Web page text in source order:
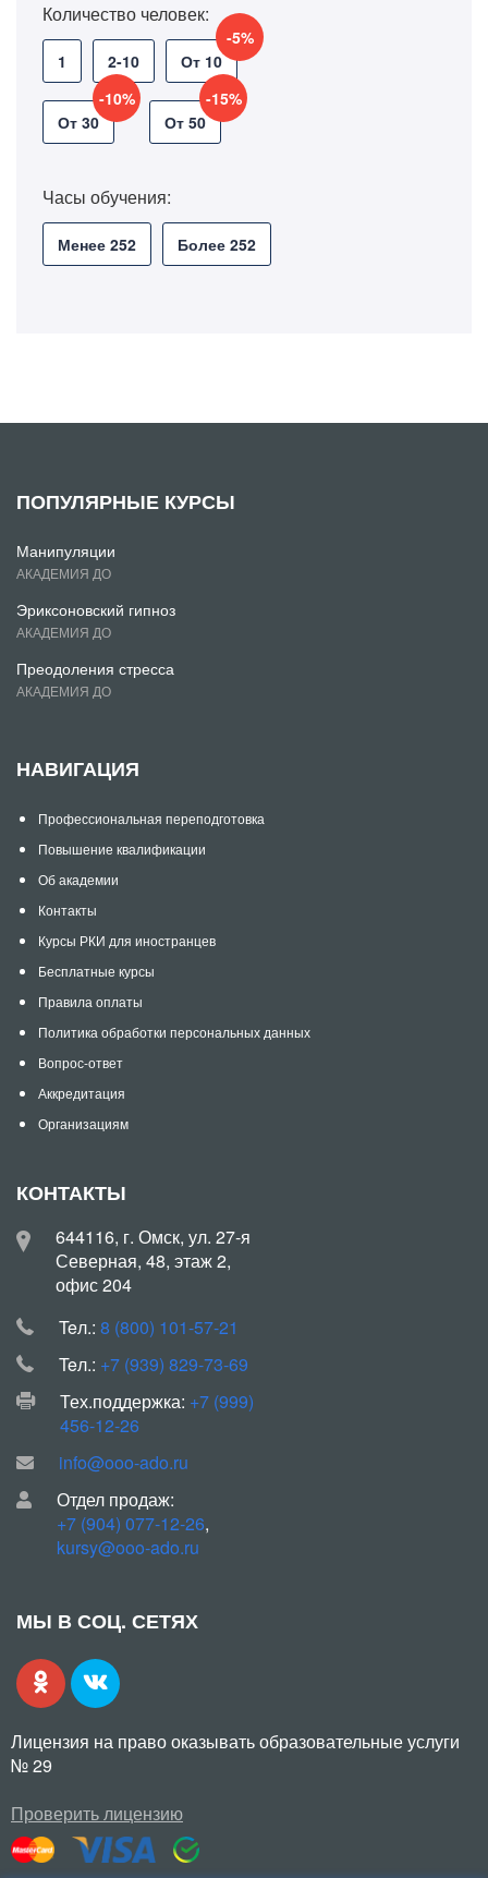
Количество человек:
1 2-10 От 10
-5%
От 30
-10%
От 50
-15%
Часы обучения:
Менее 252 Более 252
ПОПУЛЯРНЫЕ КУРСЫ
Манипуляции
АКАДЕМИЯ ДО
Эриксоновский гипноз
АКАДЕМИЯ ДО
Преодоления стресса
АКАДЕМИЯ ДО
НАВИГАЦИЯ
Профессиональная переподготовка
Повышение квалификации
Об академии
Контакты
Курсы РКИ для иностранцев
Бесплатные курсы
Правила оплаты
Политика обработки персональных данных
Вопрос-ответ
Аккредитация
Организациям
КОНТАКТЫ
644116, г. Омск, ул. 27-я
Северная, 48, этаж 2,
офис 204
Teл.: 8 (800) 101-57-21
Teл.: +7 (939) 829-73-69
Тех.поддержка: +7 (999)
456-12-26
info@ooo-ado.ru
Отдел продаж:
+7 (904) 077-12-26,
kursy@ooo-ado.ru
МЫ В СОЦ. СЕТЯХ
Лицензия на право оказывать образовательные услуги
№ 29
Проверить лицензию